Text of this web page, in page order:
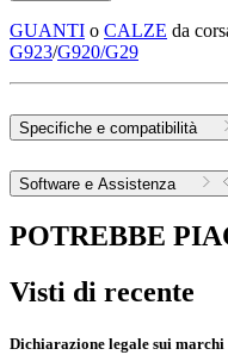
GUANTI o CALZE da
G923/G920/G29
Specifiche e compatibilità
Software e Assistenza
POTREBBE
Visti di recente
Dichiarazione legale sui marchi